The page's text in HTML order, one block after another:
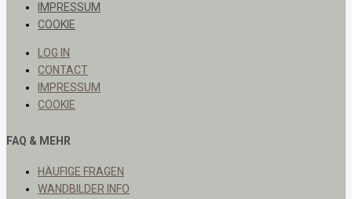
IMPRESSUM
COOKIE
LOG IN
CONTACT
IMPRESSUM
COOKIE
FAQ & MEHR
HÄUFIGE FRAGEN
WANDBILDER INFO